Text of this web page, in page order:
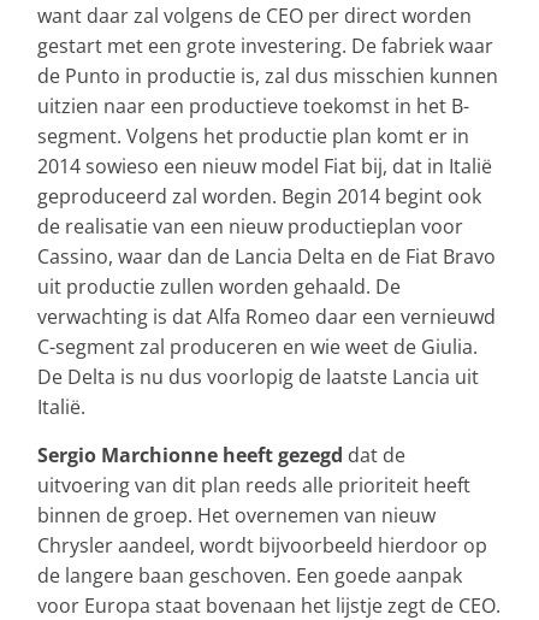
want daar zal volgens de CEO per direct worden
gestart met een grote investering. De fabriek waar
de Punto in productie is, zal dus misschien kunnen
uitzien naar een productieve toekomst in het B-
segment. Volgens het productie plan komt er in
2014 sowieso een nieuw model Fiat bij, dat in Italië
geproduceerd zal worden. Begin 2014 begint ook
de realisatie van een nieuw productieplan voor
Cassino, waar dan de Lancia Delta en de Fiat Bravo
uit productie zullen worden gehaald. De
verwachting is dat Alfa Romeo daar een vernieuwd
C-segment zal produceren en wie weet de Giulia.
De Delta is nu dus voorlopig de laatste Lancia uit
Italië.
Sergio Marchionne heeft gezegd dat de
uitvoering van dit plan reeds alle prioriteit heeft
binnen de groep. Het overnemen van nieuw
Chrysler aandeel, wordt bijvoorbeeld hierdoor op
de langere baan geschoven. Een goede aanpak
voor Europa staat bovenaan het lijstje zegt de CEO.